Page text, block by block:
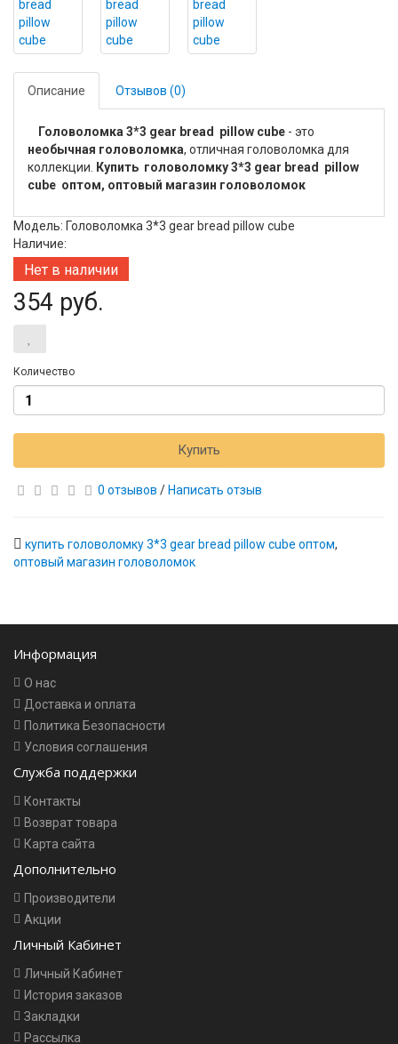
Описание Отзывов (0)
Головоломка 3*3 gear bread pillow cube - это
необычная головоломка, отличная головоломка для
коллекции.
Купить головоломку 3*3 gear bread pillow
cube оптом, оптовый магазин головоломок
Модель: Головоломка 3*3 gear bread pillow cube
Наличие:
Нет в наличии
354 руб.
Количество
Купить
0 отзывов / Написать отзыв
купить головоломку 3*3 gear bread pillow cube оптом,
оптовый магазин головоломок
Информация
О нас
Доставка и оплата
Политика Безопасности
Условия соглашения
Служба поддержки
Контакты
Возврат товара
Карта сайта
Дополнительно
Производители
Акции
Личный Кабинет
Личный Кабинет
История заказов
Закладки
Рассылка